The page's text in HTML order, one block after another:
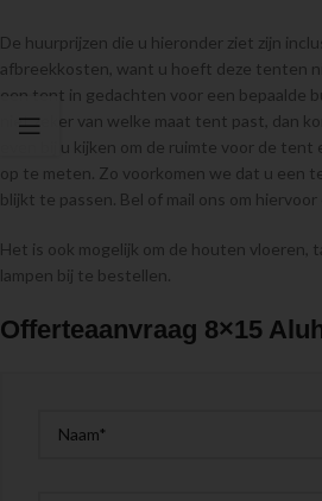
De huurprijzen die u hieronder ziet zijn
afbreekkosten, want u hoeft deze tenten
een tent in gedachten voor een bepaalde
niet zeker van welke maat tent past, dan
even bij u kijken om de ruimte voor de
op te meten. Zo voorkomen we dat u een
blijkt te passen. Bel of mail ons om hiervoor
Het is ook mogelijk om de houten vloeren,
lampen bij te bestellen.
Offerteaanvraag 8×15